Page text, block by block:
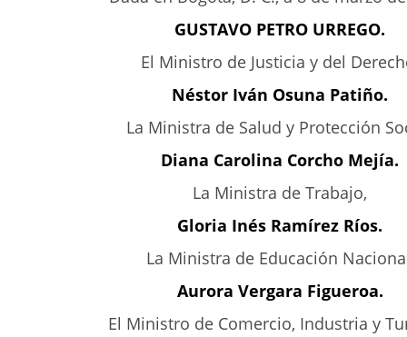
GUSTAVO PETRO URREGO.
El Ministro de Justicia y del
Néstor Iván Osuna Patiño.
La Ministra de Salud y Protección
Diana Carolina Corcho Mejía.
La Ministra de Trabajo,
Gloria Inés Ramírez Ríos.
La Ministra de Educación
Aurora Vergara Figueroa.
El Ministro de Comercio, Industria y